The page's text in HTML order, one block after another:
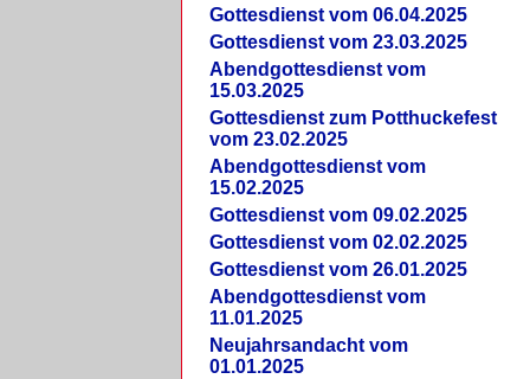
Gottesdienst vom 06.04.2025
Gottesdienst vom 23.03.2025
Abendgottesdienst vom
15.03.2025
Gottesdienst zum Potthuckefest
vom 23.02.2025
Abendgottesdienst vom
15.02.2025
Gottesdienst vom 09.02.2025
Gottesdienst vom 02.02.2025
Gottesdienst vom 26.01.2025
Abendgottesdienst vom
11.01.2025
Neujahrsandacht vom
01.01.2025